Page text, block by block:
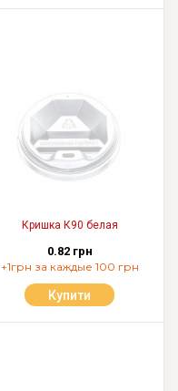
Кришка К90 белая
0.82 грн
+1грн за каждые 100 грн
Купити